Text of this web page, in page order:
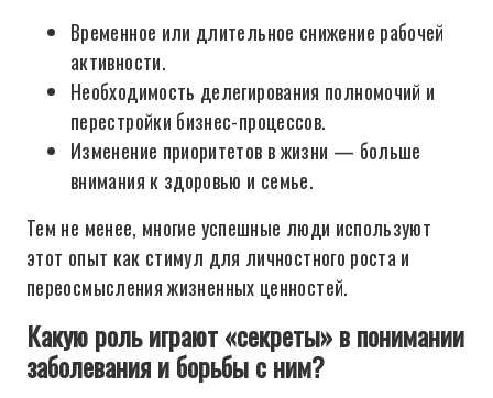
Временное или длительное снижение рабочей
активности.
Необходимость делегирования полномочий и
перестройки бизнес-процессов.
Изменение приоритетов в жизни — больше
внимания к здоровью и семье.
Тем не менее, многие успешные люди используют
этот опыт как стимул для личностного роста и
переосмысления жизненных ценностей.
Какую роль играют «секреты» в понимании
заболевания и борьбы с ним?